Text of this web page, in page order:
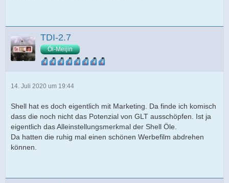
TDI-2.7
Öl-Meijin
14. Juli 2020 um 19:44
Shell hat es doch eigentlich mit Marketing. Da finde ich komisch
dass die noch nicht das Potenzial von GLT ausschöpfen. Ist ja
eigentlich das Alleinstellungsmerkmal der Shell Öle.
Da hatten die ruhig mal einen schönen Werbefilm abdrehen
können.